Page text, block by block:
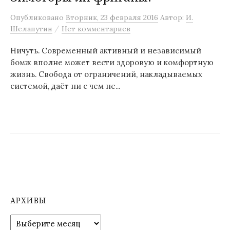
м
у
Опубликовано Вторник, 23 февраля 2016 Автор: И.
Шелапутин / Нет комментариев
Ничуть. Современный активный и независимый
бомж вполне может вести здоровую и комфортную
жизнь. Свобода от ограничений, накладываемых
системой, даёт ни с чем не...
АРХИВЫ